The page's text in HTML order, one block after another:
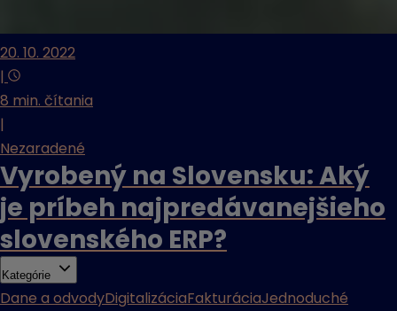
20. 10. 2022
|
8 min. čítania
|
Nezaradené
Vyrobený na Slovensku: Aký
je príbeh najpredávanejšieho
slovenského ERP?
Kategórie
Dane a odvodyDigitalizáciaFakturáciaJednoduché